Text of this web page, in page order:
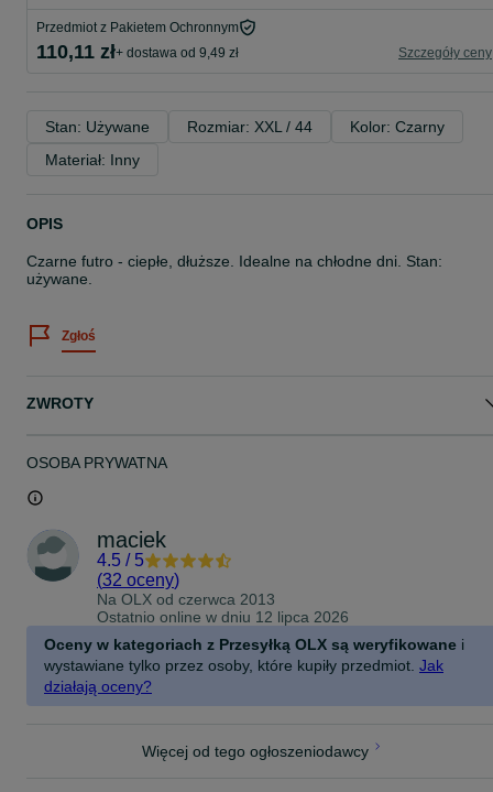
Przedmiot z Pakietem Ochronnym
110,11 zł+ dostawa od 9,49 zł Szczegóły ceny
Stan: Używane Rozmiar: XXL / 44
Kolor: Czarny
Materiał: Inny
OPIS
Czarne futro - ciepłe, dłuższe. Idealne na chłodne dni. Stan:
używane.
Zgłoś
ZWROTY
OSOBA PRYWATNA
maciek
4.5 / 5
(32 oceny)
Na OLX od czerwca 2013
Ostatnio online w dniu 12 lipca 2026
Oceny w kategoriach z Przesyłką OLX są weryfikowane i
wystawiane tylko przez osoby, które kupiły przedmiot. Jak
działają oceny?
Więcej od tego ogłoszeniodawcy